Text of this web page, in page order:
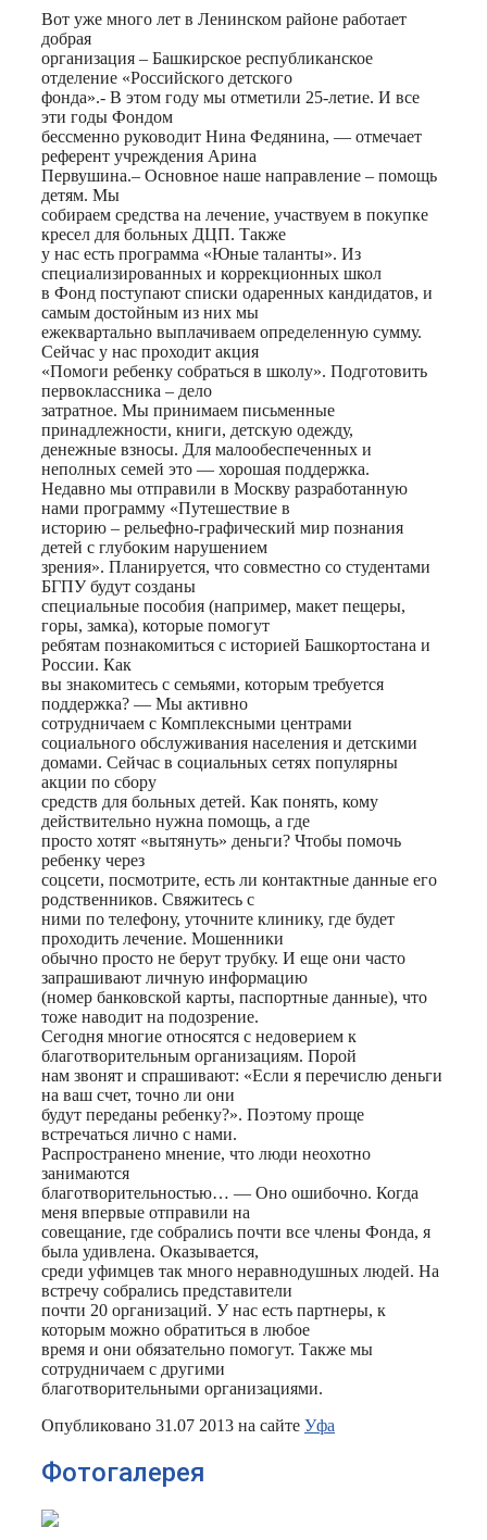
Вот уже много лет в Ленинском районе работает
добрая
организация – Башкирское республиканское
отделение «Российского детского
фонда».- В этом году мы отметили 25-летие. И все
эти годы Фондом
бессменно руководит Нина Федянина, — отмечает
референт учреждения Арина
Первушина.– Основное наше направление – помощь
детям. Мы
собираем средства на лечение, участвуем в покупке
кресел для больных ДЦП. Также
у нас есть программа «Юные таланты». Из
специализированных и коррекционных школ
в Фонд поступают списки одаренных кандидатов, и
самым достойным из них мы
ежеквартально выплачиваем определенную сумму.
Сейчас у нас проходит акция
«Помоги ребенку собраться в школу». Подготовить
первоклассника – дело
затратное. Мы принимаем письменные
принадлежности, книги, детскую одежду,
денежные взносы. Для малообеспеченных и
неполных семей это — хорошая поддержка.
Недавно мы отправили в Москву разработанную
нами программу «Путешествие в
историю – рельефно-графический мир познания
детей с глубоким нарушением
зрения». Планируется, что совместно со студентами
БГПУ будут созданы
специальные пособия (например, макет пещеры,
горы, замка), которые помогут
ребятам познакомиться с историей Башкортостана и
России. Как
вы знакомитесь с семьями, которым требуется
поддержка? — Мы активно
сотрудничаем с Комплексными центрами
социального обслуживания населения и детскими
домами. Сейчас в социальных сетях популярны
акции по сбору
средств для больных детей. Как понять, кому
действительно нужна помощь, а где
просто хотят «вытянуть» деньги? Чтобы помочь
ребенку через
соцсети, посмотрите, есть ли контактные данные его
родственников. Свяжитесь с
ними по телефону, уточните клинику, где будет
проходить лечение. Мошенники
обычно просто не берут трубку. И еще они часто
запрашивают личную информацию
(номер банковской карты, паспортные данные), что
тоже наводит на подозрение.
Сегодня многие относятся с недоверием к
благотворительным организациям. Порой
нам звонят и спрашивают: «Если я перечислю деньги
на ваш счет, точно ли они
будут переданы ребенку?». Поэтому проще
встречаться лично с нами.
Распространено мнение, что люди неохотно
занимаются
благотворительностью… — Оно ошибочно. Когда
меня впервые отправили на
совещание, где собрались почти все члены Фонда, я
была удивлена. Оказывается,
среди уфимцев так много неравнодушных людей. На
встречу собрались представители
почти 20 организаций. У нас есть партнеры, к
которым можно обратиться в любое
время и они обязательно помогут. Также мы
сотрудничаем с другими
благотворительными организациями.
Опубликовано 31.07 2013 на сайте Уфа
Фотогалерея